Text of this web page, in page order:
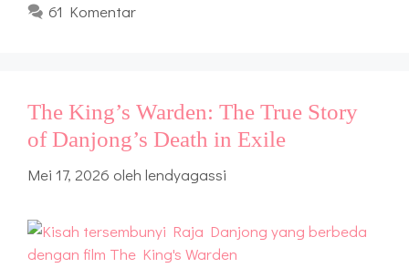
61 Komentar
The King’s Warden: The True Story
of Danjong’s Death in Exile
Mei 17, 2026 oleh lendyagassi